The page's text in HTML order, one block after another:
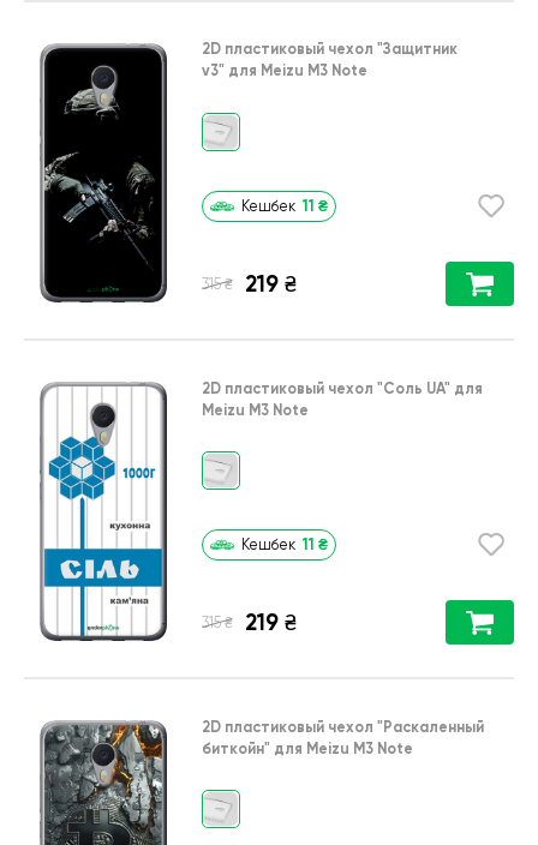
2D пластиковый чехол "Защитник
v3" для Meizu M3 Note
Кешбек 11 ₴
315 ₴ 219 ₴
2D пластиковый чехол "Соль UA" для
Meizu M3 Note
Кешбек 11 ₴
315 ₴ 219 ₴
2D пластиковый чехол "Раскаленный
биткойн" для Meizu M3 Note